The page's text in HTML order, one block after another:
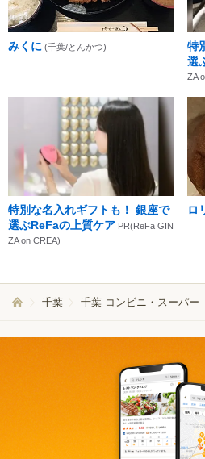
みくに (千葉/とんかつ)
特
選
ZA
特別な名入れギフトも！ 銀座で
選ぶReFaの上質ケア PR(ReFa GIN
ZA on CREA)
ロ
千葉 千葉 コンビニ・スーパー